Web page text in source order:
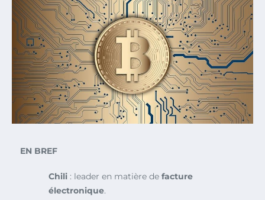
EN BREF
Chili : leader en matière de facture
électronique.